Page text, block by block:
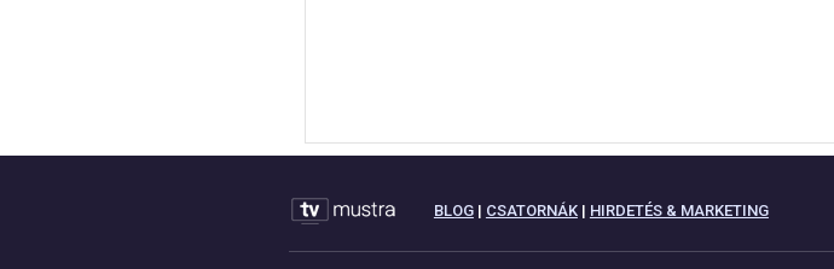
BLOG| CSATORNÁK| HIRDETÉS & MARKETING